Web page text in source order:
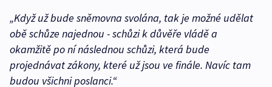
„Když už bude sněmovna svolána, tak je možné udělat
obě schůze najednou - schůzi k důvěře vládě a
okamžitě po ní následnou schůzi, která bude
projednávat zákony, které už jsou ve finále. Navíc tam
budou všichni poslanci.“